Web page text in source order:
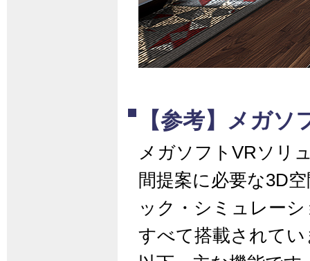
【参考】メガ
メガソフトVRソリ
間提案に必要な3D
ック・シミュレー
すべて搭載されてい